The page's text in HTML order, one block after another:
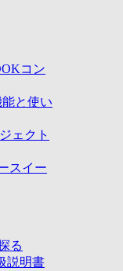
コン
と使い
ェクト
スイー
る
説明書